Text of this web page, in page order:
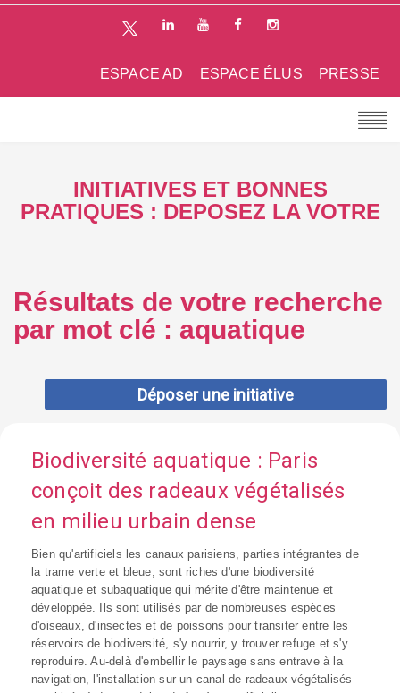
PRESSE
ESPACE ÉLUS
ESPACE AD
INITIATIVES ET BONNES
PRATIQUES : DEPOSEZ LA VOTRE
Résultats de votre recherche
par mot clé : aquatique
Déposer une initiative
Biodiversité aquatique : Paris
conçoit des radeaux végétalisés
en milieu urbain dense
Bien qu'artificiels les canaux parisiens, parties intégrantes de
la trame verte et bleue, sont riches d'une biodiversité
aquatique et subaquatique qui mérite d'être maintenue et
développée. Ils sont utilisés par de nombreuses espèces
d'oiseaux, d'insectes et de poissons pour transiter entre les
réservoirs de biodiversité, s'y nourrir, y trouver refuge et s'y
reproduire. Au-delà d'embellir le paysage sans entrave à la
navigation, l'installation sur un canal de radeaux végétalisés